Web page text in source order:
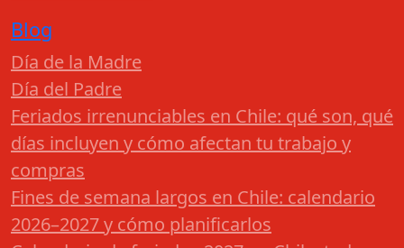
Blog
Día de la Madre
Día del Padre
Feriados irrenunciables en Chile: qué son, qué
días incluyen y cómo afectan tu trabajo y
compras
Fines de semana largos en Chile: calendario
2026–2027 y cómo planificarlos